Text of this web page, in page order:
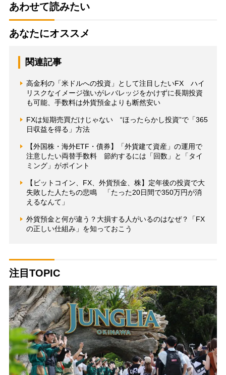
あわせて読みたい
あなたにオススメ
関連記事
高金利の「米ドルへの投資」として注目したいFX ハイ
リスクなイメージ強いがレバレッジをかけずに長期投資
も可能、手数料は外貨預金よりも断然安い
FXは短期売買だけじゃない “ほったらかし投資”で「365
日収益を得る」方法
【外国株・海外ETF・債券】「外貨建て資産」の運用で
注意したい両替手数料 節約するには「回数」と「タイ
ミング」がポイント
【ビットコイン、FX、外貨預金、株】定年後の投資で大
失敗した人たちの悲鳴 「たった20日間で350万円が消
えるなんて」
外貨預金と何が違う？大損する人がいるのはなぜ？「FX
の正しい仕組み」を知っておこう
注目TOPIC